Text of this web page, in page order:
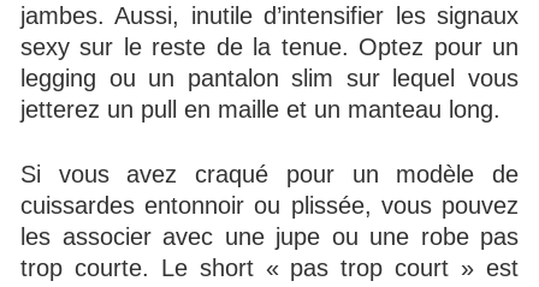
jambes. Aussi, inutile d’intensifier les signaux
sexy sur le reste de la tenue. Optez pour un
legging ou un pantalon slim sur lequel vous
jetterez un pull en maille et un manteau long.
Si vous avez craqué pour un modèle de
cuissardes entonnoir ou plissée, vous pouvez
les associer avec une jupe ou une robe pas
trop courte. Le short « pas trop court » est